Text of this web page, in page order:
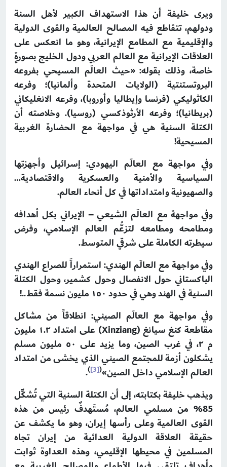
ويرى خليفة أن هذا الاستهداف الكبير لأهل السنة
ودولهم، تتقاطع فيه المصالح العالمية والقوى الدولية
والإقليمية مع المطامع الإيرانية، وهو ما انعكس على
العلاقات الإيرانية مع العالم العربي ودول الخليج بصورةٍ
خاصة، وذلك بقوله: «حيث العالَم المسيحي بفروعه
البروتستنتية (الولايات المتحدة وألمانيا)؛ وفرعه
الكاثوليكي (فرنسا وإيطاليا وأوروبا)، وفرعه الانغليكاني
(بريطانيا)؛ وفرعه الأرثوذكسي (روسيا). وخلاصته أن
الكتلة السنية هي في مواجهة مع الحضارة الغربية
المسيحية!
وفي مواجهة مع العالَم اليهودي: إسرائيل وأجهزتها
السياسية والأمنية والعسكرية والاقتصادية…
والصهيونية وامتداداتها في كل أنحاء العالم.
وفي مواجهة مع العالَم الشيعي – الإيراني بكل أهدافه
ومطامحه ومطامعه لتزعُّم العالم الإسلامي، وفرض
سيطرته الكاملة على شرقي المتوسط.
وفي مواجهة مع العالَم الهندي: استمراراً للصراع الهندي
الباكستاني حول الانفصال وحول كشمير، وحول الكتلة
السنية في الهند وهي في حدود ١٥٠ مليون نسمة فقط..!
وفي مواجهة مع العالَم الصيني: انطلاقاً من مشاكل
مقاطعة كنغ سيانغ (Xinziang) على امتداد ۱.۲ مليون
م ۲، في غرب الصين، وما يزيد على ٥٠ مليون مسلم
يشكلون أزمة للمجتمع الصيني الذي يخشى من امتداد
العالم الإسلامي داخل الصين»(
[3]
)
.
ويذهب خليفة بكتابته، إلى أن الكتلة السنية التي تُشكِّل
85% من مسلمي العالم، مُستَهدفٌ رئيس من هذه
القوى العالمية وعلى رأسها إيران، وهو ما يكشف عن
حقيقة العلاقة الدولية العدائية من إيران تجاه
المسلمين في محيطها الإقليمي، وهذه العداوة ثوابت